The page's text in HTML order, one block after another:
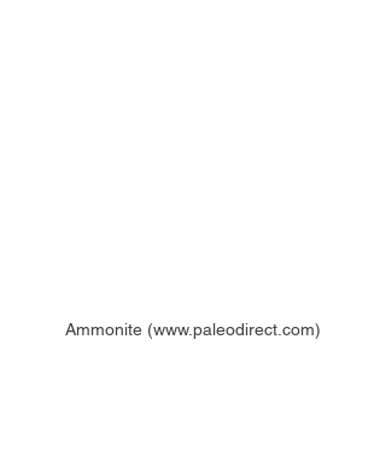
Ammonite (www.paleodirect.com)